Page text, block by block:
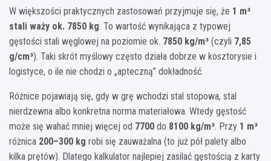
W większości praktycznych zastosowań przyjmuje się, że 1 m³
stali waży ok. 7850 kg. To wartość wynikająca z typowej
gęstości stali węglowej na poziomie ok. 7850 kg/m³ (czyli 7,85
g/cm³). Taki skrót myślowy często działa dobrze w kosztorysie i
logistyce, o ile nie chodzi o „apteczną” dokładność.
Różnice pojawiają się, gdy w grę wchodzi stal stopowa, stal
nierdzewna albo konkretna norma materiałowa. Wtedy gęstość
może się wahać mniej więcej od 7700 do 8100 kg/m³. Przy 1 m³
różnica 200–300 kg robi się zauważalna (to już pół palety albo
kilka prętów). Dlatego kalkulator najlepiej zasilać gęstością z karty